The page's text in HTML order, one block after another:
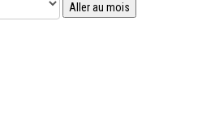
Aller au mois